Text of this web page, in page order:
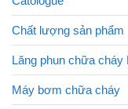
Chất lượng sản phẩm
Lăng phun chữa cháy
Máy bơm chữa cháy